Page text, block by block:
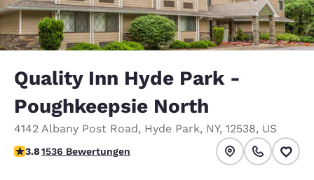
Quality Inn Hyde Park -
Poughkeepsie North
4142 Albany Post Road, Hyde Park, NY, 12538, US
3.82-Sterne-Bewertung. Gut.
3.81536 Bewertungen